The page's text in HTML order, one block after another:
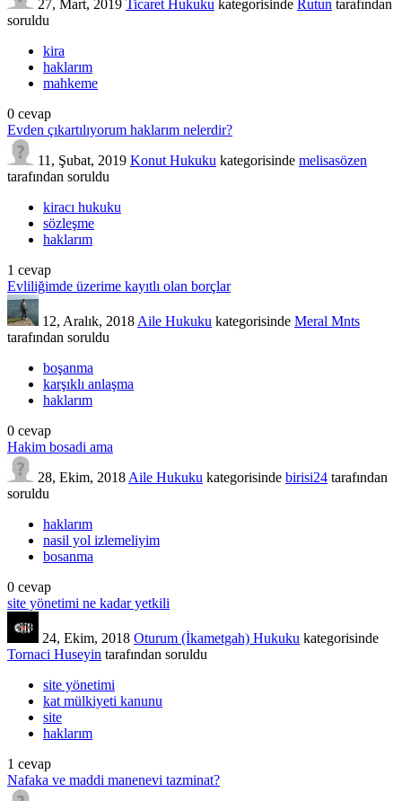
27, Mart, 2019 Ticaret Hukuku kategorisinde Rutun tarafından
soruldu
kira
haklarım
mahkeme
0 cevap
Evden çıkartılıyorum haklarım nelerdir?
11, Şubat, 2019 Konut Hukuku kategorisinde melisasözen
tarafından soruldu
kiracı hukuku
sözleşme
haklarım
1 cevap
Evliliğimde üzerime kayıtlı olan borçlar
12, Aralık, 2018 Aile Hukuku kategorisinde Meral Mnts
tarafından soruldu
boşanma
karşıklı anlaşma
haklarım
0 cevap
Hakim bosadi ama
28, Ekim, 2018 Aile Hukuku kategorisinde birisi24 tarafından
soruldu
haklarım
nasil yol izlemeliyim
bosanma
0 cevap
site yönetimi ne kadar yetkili
24, Ekim, 2018 Oturum (İkametgah) Hukuku kategorisinde
Tornaci Huseyin tarafından soruldu
site yönetimi
kat mülkiyeti kanunu
site
haklarım
1 cevap
Nafaka ve maddi manenevi tazminat?